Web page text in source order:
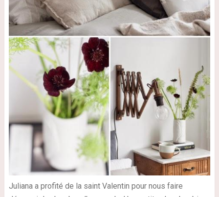
Juliana a profité de la saint Valentin pour nous faire